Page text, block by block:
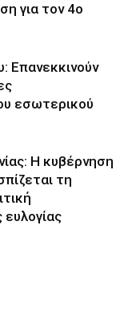
για τον 4ο
Επανεκκινούν
εσωτερικού
Η κυβέρνηση
τη